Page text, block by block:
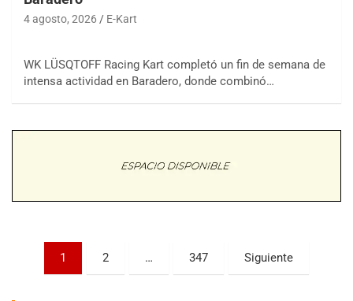
4 agosto, 2026 E-Kart
WK LÜSQTOFF Racing Kart completó un fin de semana de
intensa actividad en Baradero, donde combinó…
Paginación
1 2 … 347 Siguiente
COBERTURA ESPECIAL DE E-KART.COM.AR
08/09-AGO
Parque de la Velocidad (Asfalto)
Villaguay (Entre Ríos)